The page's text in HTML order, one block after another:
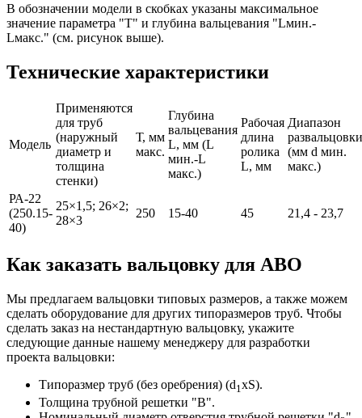
В обозначении модели в скобках указаны максимальное
значение параметра "Т" и глубина вальцевания "Lмин.-
Lмакс." (см. рисунок выше).
Технические характеристики
Модель
Применяются
для труб
(наружный
диаметр и
толщина
стенки)
Т, мм
макс.
Глубина
вальцевания
L, мм (L
мин.-L
макс.)
Рабочая
длина
ролика
L, мм
Диапазон
развальцовки
(мм d мин.
макс.)
РА-22
(250.15-
40)
25×1,5; 26×2;
28×3
250 15-40 45 21,4 - 23,7
Как заказать вальцовку для АВО
Мы предлагаем вальцовки типовых размеров, а также можем
сделать оборудование для других типоразмеров труб. Чтобы
сделать заказ на нестандартную вальцовку, укажите
следующие данные нашему менеджеру для разработки
проекта вальцовки:
Типоразмер труб (без оребрения) (d1xS).
Толщина трубной решетки "В".